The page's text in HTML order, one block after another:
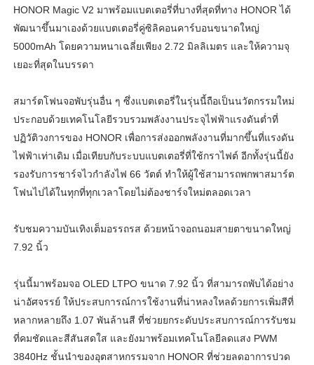
HONOR Magic V2 มาพร้อมแบตเตอรี่ที่บางที่สุดที่ทาง HONOR ได้
พัฒนาขึ้นมาเองด้วยแบตเตอรี่คู่ซิลิคอนคาร์บอนขนาดใหญ่
5000mAh โดยความหนาเฉลี่ยเพียง 2.72 มิลลิเมตร และให้ความจุ
เยอะที่สุดในบรรดา
สมาร์ตโฟนจอพับรุ่นอื่น ๆ ซึ่งแบตเตอรี่ในรุ่นนี้ถือเป็นนวัตกรรมใหม่
ประกอบด้วยเทคโนโลยีรวบรวมพลังงานประจุไฟฟ้าแรงดันต่ำที่
ปฏิวัติวงการของ HONOR เพื่อการส่งออกพลังงานที่มากขึ้นที่แรงดัน
ไฟฟ้าเท่าเดิม เมื่อเทียบกับระบบแบตเตอรี่ที่ใช้กราไฟต์ อีกทั้งรุ่นนี้ยัง
รองรับการชาร์จไวกำลังไฟ 66 วัตต์ ทำให้ผู้ใช้สามารถพกพาสมาร์ต
โฟนไปได้ในทุกที่ทุกเวลาโดยไม่ต้องชาร์จใหม่ตลอดเวลา
รับชมความบันเทิงเต็มอรรถรส ด้วยหน้าจอถนอมสายตาขนาดใหญ่
7.92 นิ้ว
รุ่นนี้มาพร้อมจอ OLED LTPO ขนาด 7.92 นิ้ว ที่สามารถพับได้อย่าง
น่าอัศจรรย์ ให้ประสบการณ์การใช้งานที่น่าหลงใหลด้วยการเพิ่มสีที่
หลากหลายถึง 1.07 พันล้านสี ที่ช่วยยกระดับประสบการณ์การรับชม
ที่คมชัดและสีสันสดใส และยังมาพร้อมเทคโนโลยีลดแสง PWM
3840Hz ชั้นนำของอุตสาหกรรมจาก HONOR ที่ช่วยลดอาการปวด